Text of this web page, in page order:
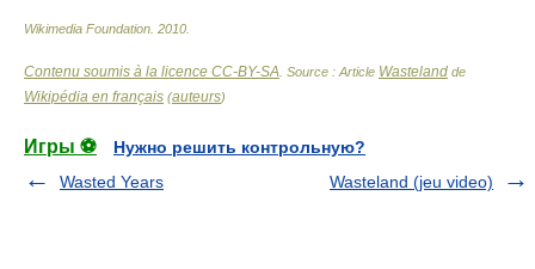
Wikimedia Foundation 2010
Contenu soumis à la licence CC-BY-SA . Source : Article Wasteland de
Wikipédia en français (auteurs)
Игры ⚽
Нужно решить контрольную?
Wasted Years
Wasteland (jeu video)